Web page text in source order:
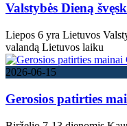
Valstybės Dieną
Liepos 6 yra Lietuvos
valandą Lietuvos laiku
2026-06-15
Gerosios patirties